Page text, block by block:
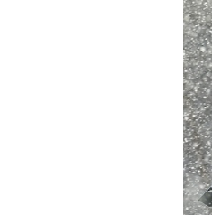
AREA PERSONALE